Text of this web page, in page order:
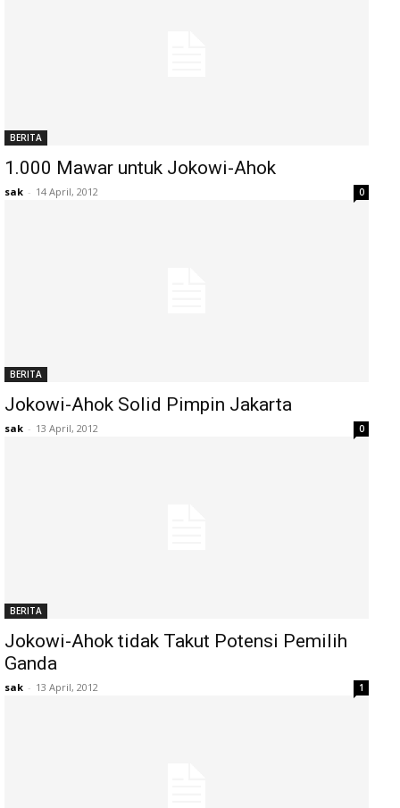
BERITA
1.000 Mawar untuk Jokowi-Ahok
sak - 14 April, 2012 0
BERITA
Jokowi-Ahok Solid Pimpin Jakarta
sak - 13 April, 2012 0
BERITA
Jokowi-Ahok tidak Takut Potensi Pemilih
Ganda
sak - 13 April, 2012 1